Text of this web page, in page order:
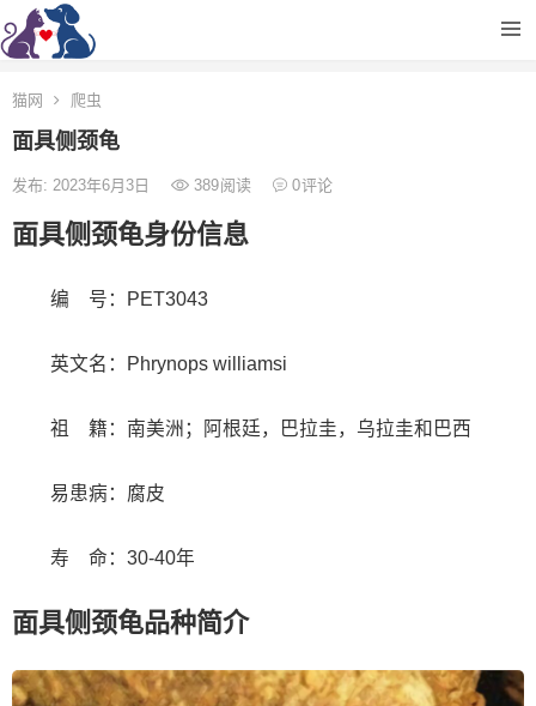
猫网 爬虫
面具侧颈龟
发布: 2023年6月3日 389阅读 0评论
面具侧颈龟身份信息
编 号：PET3043
英文名：Phrynops williamsi
祖 籍：南美洲；阿根廷，巴拉圭，乌拉圭和巴西
易患病：腐皮
寿 命：30-40年
面具侧颈龟品种简介